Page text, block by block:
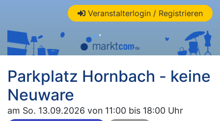
Veranstalterlogin / Registrieren
Parkplatz Hornbach - keine
Neuware
am So. 13.09.2026 von 11:00 bis 18:00 Uhr